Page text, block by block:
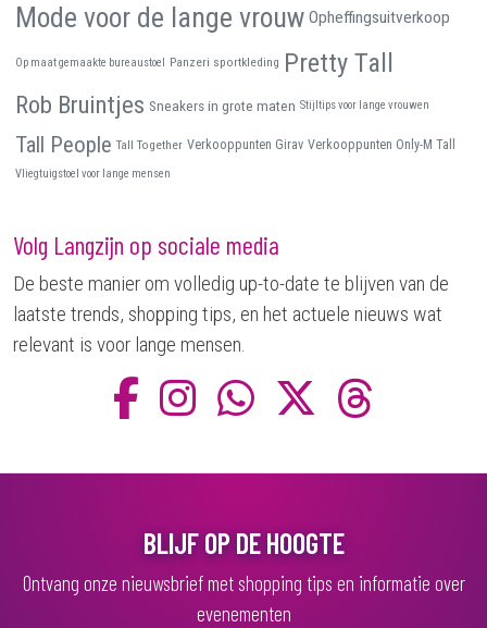
Mode voor de lange vrouw Opheffingsuitverkoop
Op maat gemaakte bureaustoel Panzeri sportkleding Pretty Tall
Rob Bruintjes Sneakers in grote maten Stijltips voor lange vrouwen
Tall People Tall Together Verkooppunten Girav Verkooppunten Only-M Tall
Vliegtuigstoel voor lange mensen
Volg Langzijn op sociale media
De beste manier om volledig up-to-date te blijven van de
laatste trends, shopping tips, en het actuele nieuws wat
relevant is voor lange mensen.
BLIJF OP DE HOOGTE
Ontvang onze nieuwsbrief met shopping tips en informatie over
evenementen